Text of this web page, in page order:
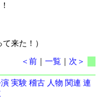
来た！）
＜前 ｜一覧 次＞
実験 稽古 人物 関連 連